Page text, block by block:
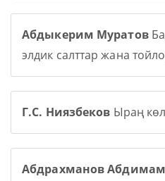
Абдыкерим Муратов
элдик салттар жана
Г.С. Ниязбеков Ыраң
Абдрахманов